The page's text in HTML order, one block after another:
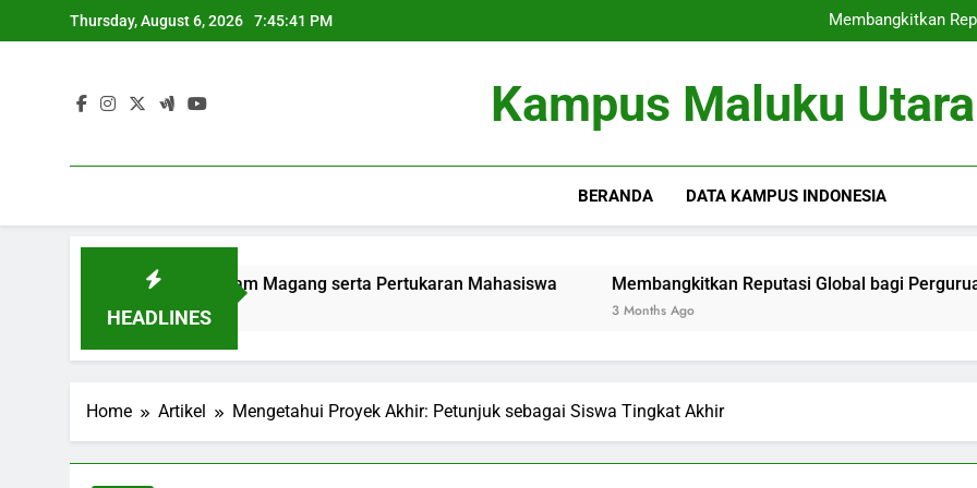
to
Thursday, August 6, 2026 7:45:42 PM
Membangkitkan
Membangkitkan
Kampus Maluku Utara
BERANDA DATA KAMPUS INDONESIA
HEADLINES
Lewat Program Magang serta Pertukaran Mahasiswa Membangkitkan Reputasi Global bagi Perguruan Tinggi
Home Artikel Mengetahui Proyek Akhir: Petunjuk sebagai Siswa Tingkat Akhir